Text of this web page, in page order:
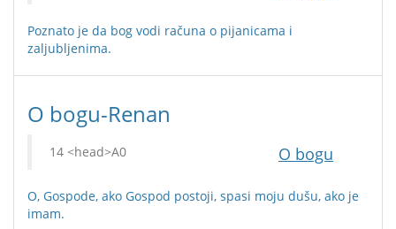
Poznato je da bog vodi računa o pijanicama i
zaljubljenima.
O bogu-Renan
O bogu
O, Gospode, ako Gospod postoji, spasi moju dušu, ako je
imam.